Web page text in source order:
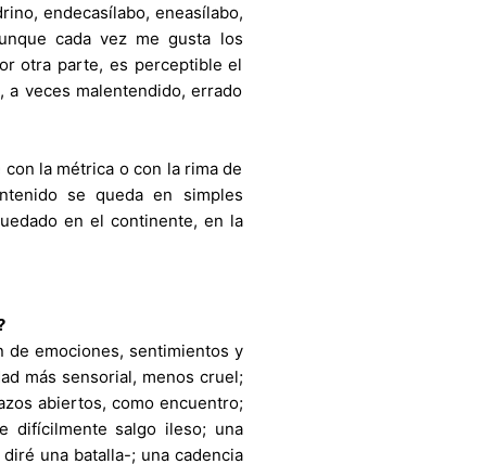
endecasílabo, eneasílabo,
cada vez me gusta los
otra parte, es perceptible el
a veces malentendido, errado
la métrica o con la rima de
se queda en simples
en el continente, en la
de emociones, sentimientos y
más sensorial, menos cruel;
abiertos, como encuentro;
difícilmente salgo ileso; una
una batalla-; una cadencia